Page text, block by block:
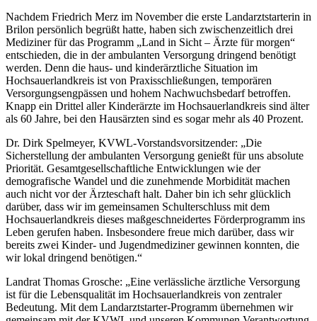
Nachdem Friedrich Merz im November die erste Landarztstarterin in
Brilon persönlich begrüßt hatte, haben sich zwischenzeitlich drei
Mediziner für das Programm „Land in Sicht – Ärzte für morgen“
entschieden, die in der ambulanten Versorgung dringend benötigt
werden. Denn die haus- und kinderärztliche Situation im
Hochsauerlandkreis ist von Praxisschließungen, temporären
Versorgungsengpässen und hohem Nachwuchsbedarf betroffen.
Knapp ein Drittel aller Kinderärzte im Hochsauerlandkreis sind älter
als 60 Jahre, bei den Hausärzten sind es sogar mehr als 40 Prozent.
Dr. Dirk Spelmeyer, KVWL-Vorstandsvorsitzender: „Die
Sicherstellung der ambulanten Versorgung genießt für uns absolute
Priorität. Gesamtgesellschaftliche Entwicklungen wie der
demografische Wandel und die zunehmende Morbidität machen
auch nicht vor der Ärzteschaft halt. Daher bin ich sehr glücklich
darüber, dass wir im gemeinsamen Schulterschluss mit dem
Hochsauerlandkreis dieses maßgeschneidertes Förderprogramm ins
Leben gerufen haben. Insbesondere freue mich darüber, dass wir
bereits zwei Kinder- und Jugendmediziner gewinnen konnten, die
wir lokal dringend benötigen.“
Landrat Thomas Grosche: „Eine verlässliche ärztliche Versorgung
ist für die Lebensqualität im Hochsauerlandkreis von zentraler
Bedeutung. Mit dem Landarztstarter-Programm übernehmen wir